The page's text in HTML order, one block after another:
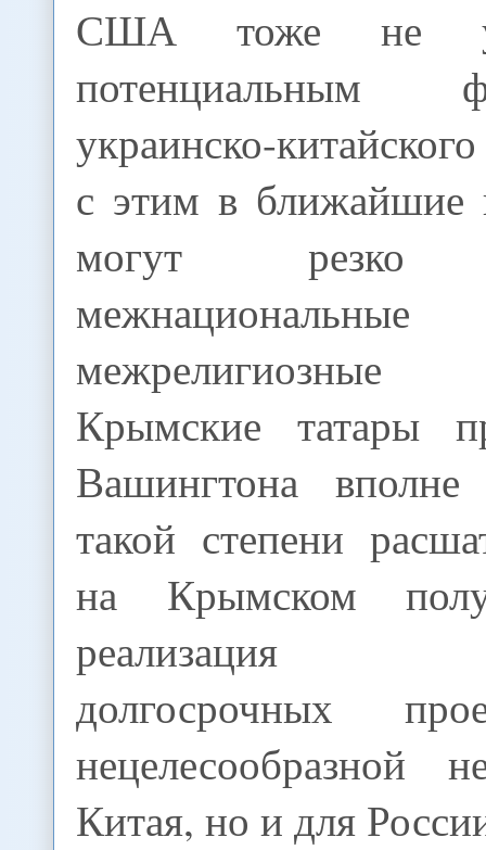
США тоже не
потенциальным
украинско-
с этим в
могут резко
межрелигиозные
Крымские татары
Вашингтона
такой степени
на Крымском
реализация
долгосрочных
нецелесообразной
Китая, но и для